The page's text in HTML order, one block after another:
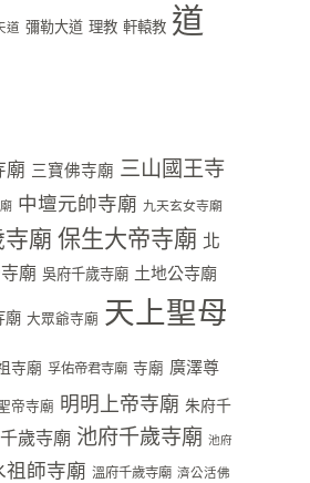
道 彌勒大道 理教 軒轅教 道
廟 三寶佛寺廟 三山國王寺
中壇元帥寺廟 九天玄女寺廟
廟 保生大帝寺廟 北
廟 吳府千歲寺廟 土地公寺廟
廟 大眾爺寺廟 天上聖母
寺廟 孚佑帝君寺廟 寺廟 廣澤尊
帝寺廟 明明上帝寺廟 朱府千
歲寺廟 池府千歲寺廟 池府
祖師寺廟 溫府千歲寺廟 濟公活佛